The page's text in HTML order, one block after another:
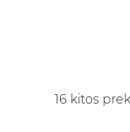
16 kitos